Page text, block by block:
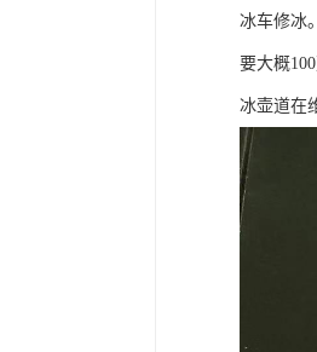
冰车修冰
要大概
冰壶道在